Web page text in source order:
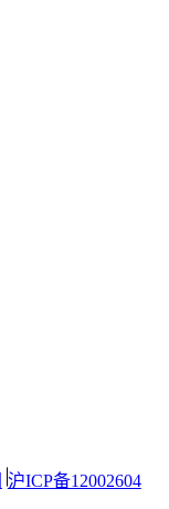
沪ICP备12002604